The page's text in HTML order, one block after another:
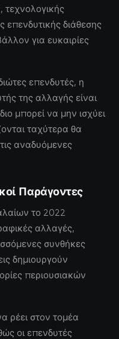
επενδυτικής διάθεσης
για ευκαιρίες
επενδυτές, η
της αλλαγής είναι
μπορεί να μην ισχύει
ταχύτερα θα
αναδυόμενες
Παράγοντες
το 2022
αλλαγές,
συνθήκες
δημιουργούν
περιουσιακών
ρέει στον τομέα
οι επενδυτές